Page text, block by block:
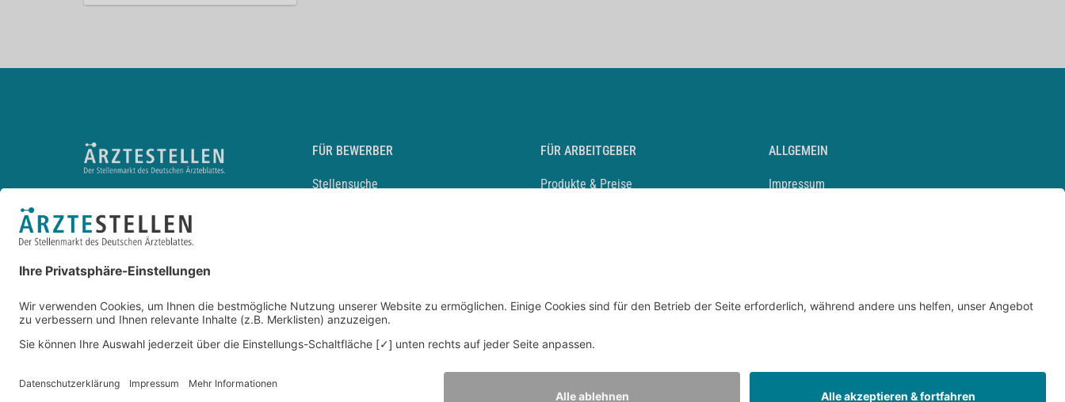
FÜR BEWERBER
Stellensuche
Durchsuchen Sie den Stellenkatalog
FÜR ARBEITGEBER
Produkte & Preise
ALLGEMEIN
Impressum